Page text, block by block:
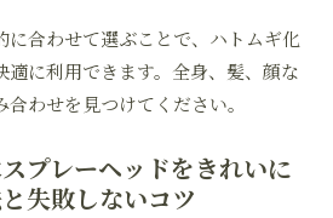
に合わせて選ぶことで、ハトムギ化
に利用できます。全身、髪、顔な
わせを見つけてください。
プレーヘッドをきれいに
失敗しないコツ